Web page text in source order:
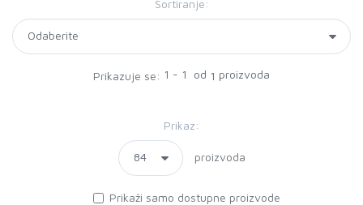
Sortiranje:
Prikazuje se: 1 - 1 od 1 proizvoda
Prikaz:
proizvoda
Prikaži samo dostupne proizvode